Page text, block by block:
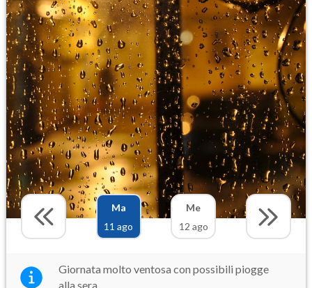
Ma
11 ago
Me
12 ago
Giornata molto ventosa con possibili piogge
alla sera